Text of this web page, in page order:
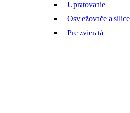
Upratovanie
Osviežovače a silice
Pre zvieratá